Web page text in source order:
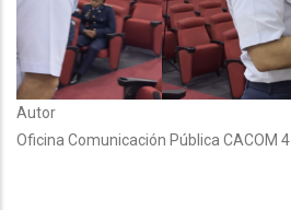
Autor
Oficina Comunicación Pública CACOM 4